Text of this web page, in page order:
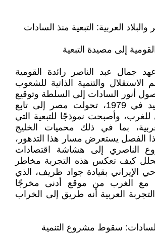
العربية: التبعية منذ السادات
إلى مصيدة التبعية
جمال عبد الناصر رائدة القومية
الاستقلال والتنمية الذاتية للشعوب
أنور السادات إلى السلطة وتوقيع
اتفاقية كامب ديفيد في 1979، تحولت مصر إلى تابع
وأصبحت نموذجًا للتبعية التي
بما في ذلك محميات الخليج
الفصل يستعرض مسار هذا التدهور،
الناصري إلى هشاشة اقتصادات
ويحلل كيف تعكس هذه التجربة مخاطر
الإيراني بقيادة جواد ظريف، الذي
مع الغرب من موقع أدنى مخرجًا
التجربة العربية أنه طريق إلى الخراب
سقوط مشروع التنمية